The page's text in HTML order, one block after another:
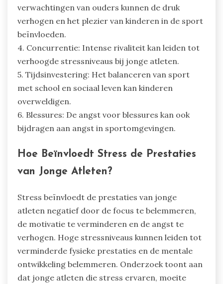
verwachtingen van ouders kunnen de druk
verhogen en het plezier van kinderen in de sport
beïnvloeden.
4. Concurrentie: Intense rivaliteit kan leiden tot
verhoogde stressniveaus bij jonge atleten.
5. Tijdsinvestering: Het balanceren van sport
met school en sociaal leven kan kinderen
overweldigen.
6. Blessures: De angst voor blessures kan ook
bijdragen aan angst in sportomgevingen.
Hoe Beïnvloedt Stress de Prestaties
van Jonge Atleten?
Stress beïnvloedt de prestaties van jonge
atleten negatief door de focus te belemmeren,
de motivatie te verminderen en de angst te
verhogen. Hoge stressniveaus kunnen leiden tot
verminderde fysieke prestaties en de mentale
ontwikkeling belemmeren. Onderzoek toont aan
dat jonge atleten die stress ervaren, moeite